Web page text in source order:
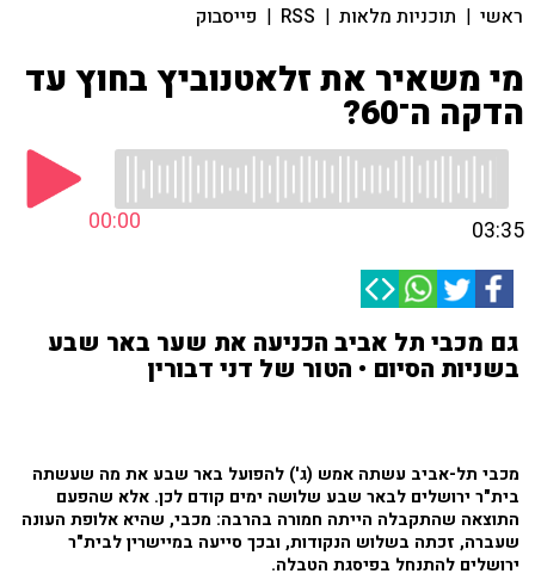
ראשי | תוכניות מלאות |
RSS
| פייסבוק
מי משאיר את זלאטנוביץ בחוץ עד
הדקה ה־60?
00:00 03:35
גם מכבי תל אביב הכניעה את שער באר שבע
בשניות הסיום • הטור של דני דבורין
מכבי תל-אביב עשתה אמש (ג') להפועל באר שבע את מה שעשתה
בית"ר ירושלים לבאר שבע שלושה ימים קודם לכן. אלא שהפעם
התוצאה שהתקבלה הייתה חמורה בהרבה: מכבי, שהיא אלופת העונה
שעברה, זכתה בשלוש הנקודות, ובכך סייעה במיישרין לבית"ר
ירושלים להתנחל בפיסגת הטבלה.